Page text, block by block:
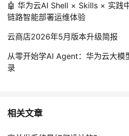
🤖 华为云AI Shell × Skills × 实践
链路智能部署运维体验
云商店2026年5月版本升级简报
从零开始学AI Agent：华为云大模
录
相关文章